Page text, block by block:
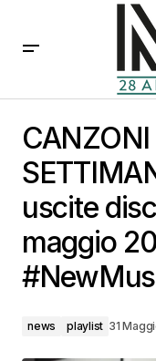
discografiche (31
uscite
maggio
news playlist 31